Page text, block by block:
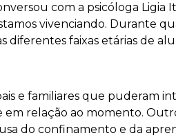
com a psicóloga Ligia
vivenciando. Durante
diferentes faixas etárias de
e familiares que puderam
relação ao momento.
do confinamento e da